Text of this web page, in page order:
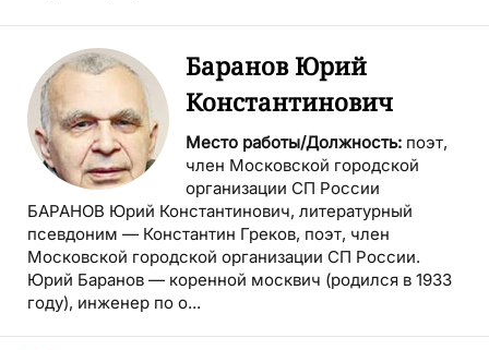
Баранов Юрий
Константинович
Место работы/Должность: поэт,
член Московской городской
организации СП России
БАРАНОВ Юрий Константинович, литературный
псевдоним — Константин Греков, поэт, член
Московской городской организации СП России.
Юрий Баранов — коренной москвич (родился в 1933
году), инженер по о...